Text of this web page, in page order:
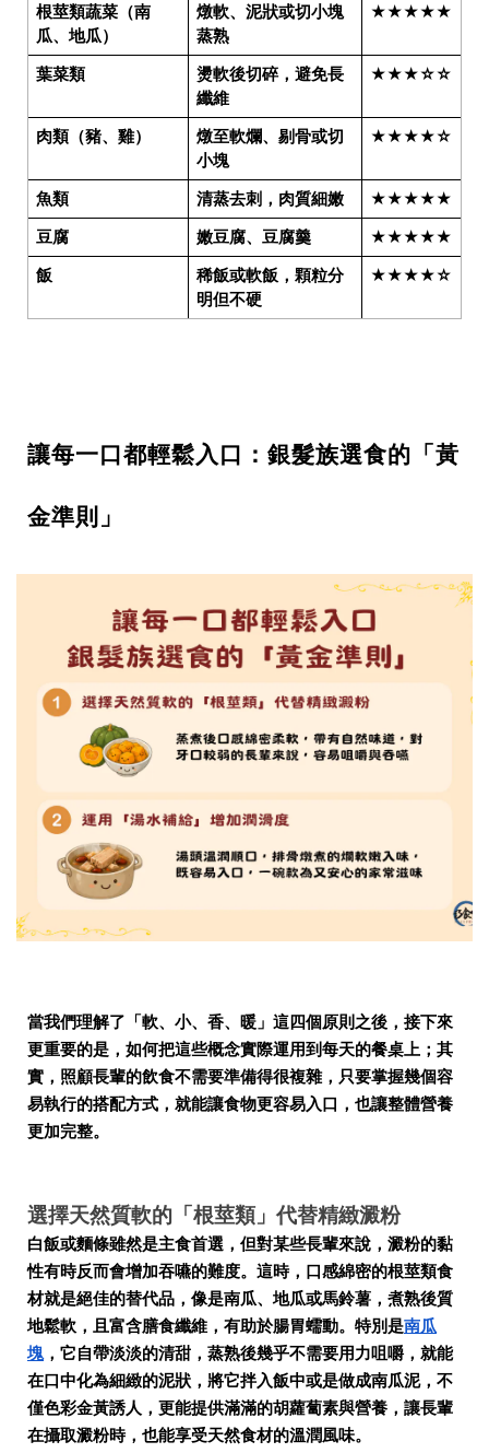
根莖類蔬菜（南
瓜、地瓜）
燉軟、泥狀或切小塊
蒸熟
★★★★★
葉菜類
燙軟後切碎，避免長
纖維
★★★☆☆
肉類（豬、雞）
燉至軟爛、剔骨或切
小塊
★★★★☆
魚類 清蒸去刺，肉質細嫩
★★★★★
豆腐
嫩豆腐、豆腐羹
★★★★★
飯
稀飯或軟飯，顆粒分
明但不硬
★★★★☆
讓每一口都輕鬆入口：銀髮族選食的「黃
金準則」
當我們理解了「軟、小、香、暖」這四個原則之後，接下來
更重要的是，如何把這些概念實際運用到每天的餐桌上；其
實，照顧長輩的飲食不需要準備得很複雜，只要掌握幾個容
易執行的搭配方式，就能讓食物更容易入口，也讓整體營養
更加完整。
選擇天然質軟的「根莖類」代替精緻澱粉
白飯或麵條雖然是主食首選，但對某些長輩來說，澱粉的黏
性有時反而會增加吞嚥的難度。這時，口感綿密的根莖類食
材就是絕佳的替代品，像是南瓜、地瓜或馬鈴薯，煮熟後質
地鬆軟，且富含膳食纖維，有助於腸胃蠕動。特別是南瓜
塊，它自帶淡淡的清甜，蒸熟後幾乎不需要用力咀嚼，就能
在口中化為細緻的泥狀，將它拌入飯中或是做成南瓜泥，不
僅色彩金黃誘人，更能提供滿滿的胡蘿蔔素與營養，讓長輩
在攝取澱粉時，也能享受天然食材的溫潤風味。